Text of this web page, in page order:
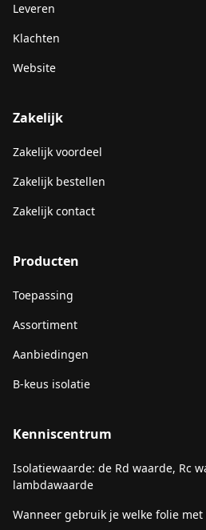
Leveren
Klachten
Website
Zakelijk
Zakelijk voordeel
Zakelijk bestellen
Zakelijk contact
Producten
Toepassing
Assortiment
Aanbiedingen
B-keus isolatie
Kenniscentrum
Isolatiewaarde: de Rd waarde, Rc
lambdawaarde
Wanneer gebruik je welke folie met